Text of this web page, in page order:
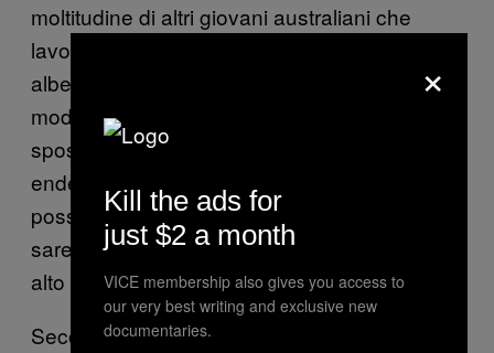
moltitudine di altri giovani australiani che
lavorano nella ristorazione e nell’industria
alberghiera,” hanno sottolineato. “Ad ogni
modo, con l’alta frequenza e la facilità di
spostamento tra zone endemiche e non-
endemiche, casi sporadici di infezione
possono capitare anche a persone che non
sarebbero state altrimenti considerabili ad
alto rischio.”
Secondo gli autori dello studio, dunque, “per
×
Kill the ads for
just $2 a month
VICE membership also gives you access to
our very best writing and exclusive new
documentaries.